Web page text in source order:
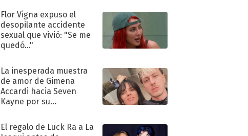
Flor Vigna expuso el
desopilante accidente
sexual que vivió: "Se me
quedó..."
La inesperada muestra
de amor de Gimena
Accardi hacia Seven
Kayne por su
El regalo de Luck Ra a La